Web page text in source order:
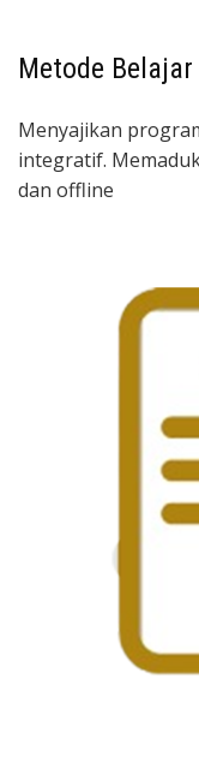
Metode
Menyajikan
integratif.
dan offline